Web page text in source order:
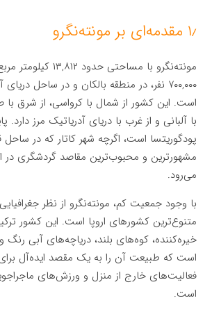
۱٫ مقدمه‌ای بر مونته‌نگرو
مونته‌نگرو با مساحتی
۷۰۰,۰۰۰ نفر، در منطقه بالکان و در ساحل
است. این کشور از شمال با کرواسی، از شرق با
با آلبانی و از غرب با دریای آدریاتیک مرز
پودگوریتسا است، اگرچه شهر کاتار که در ساحل
مشهورترین و محبوب‌ترین مقاصد گردشگری در
می‌رود.
با وجود جمعیت کم، مونته‌نگرو از نظر
متنوع‌ترین کشورهای اروپا است. این کشور
خیره‌کننده، کوه‌های بلند، دریاچه‌های آبی
است که طبیعت آن را به یک مقصد ایده‌آل برای
فعالیت‌های خارج از منزل و ورزش‌های
است.